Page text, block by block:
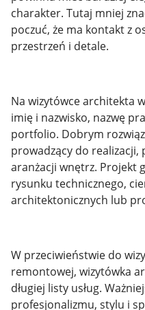
charakter. Tutaj mniej
poczuć, że ma kontakt z
przestrzeń i detale.
Na wizytówce architekta
imię i nazwisko, nazwę
portfolio. Dobrym
prowadzący do
aranżacji wnętrz. Projekt
rysunku technicznego,
architektonicznych lub
W przeciwieństwie do
remontowej, wizytówka
długiej listy usług.
profesjonalizmu, stylu i